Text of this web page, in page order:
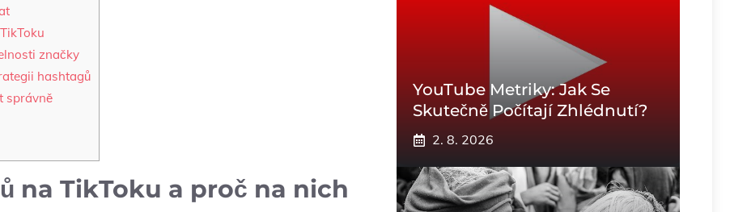
značky
hashtagů
správně
na TikToku a proč na nich
YouTube Metriky: Jak Se
Skutečně Počítají Zhlédnutí?
2. 8. 2026